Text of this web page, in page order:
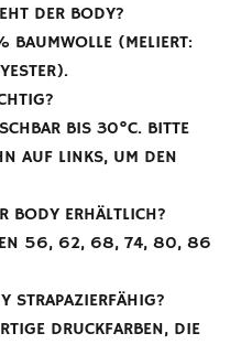
DER BODY?
BAUMWOLLE (MELIERT:
BIS 30°C. BITTE
AUF LINKS, UM DEN
BODY ERHÄLTLICH?
56, 62, 68, 74, 80, 86 U
STRAPAZIERFÄHIG?
DRUCKFARBEN, DIE